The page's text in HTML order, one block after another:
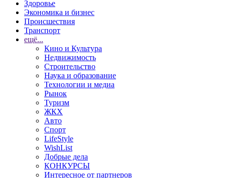
Здоровье
Экономика и бизнес
Происшествия
Транспорт
ещё...
Кино и Культура
Недвижимость
Строительство
Наука и образование
Технологии и медиа
Рынок
Туризм
ЖКХ
Авто
Спорт
LifeStyle
WishList
Добрые дела
КОНКУРСЫ
Интересное от партнеров